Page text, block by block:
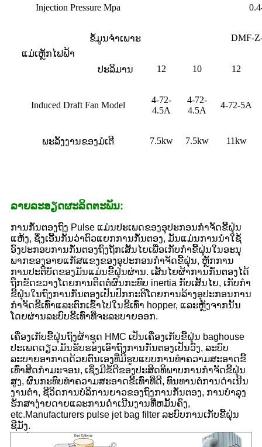
Injection Pressure Mpa
ແມ່ເຫຼັກໄຟຟ້າ
ຂໍ້ມູນຈໍາເພາະ DMF-
ປະລິມານ 12 10 12
Induced Draft Fan Model
4-72-
4.5A
4-72-
4.5A
4-72-5A
ພະລັງງານຂອງມໍເຕີ 7.5kw 7.5kw 11kw
ລາຍ​ລະ​ອຽດ​ຜະ​ລິດ​ຕະ​ພັນ​:
ການກັ່ນຕອງຖົງ Pulse ແມ່ນປະເພດຂອງອຸປະກອນກໍາຈັດຂີ້ຝຸ່ນ
ແຫ້ງ, ຊຶ່ງເອີ້ນກັນວ່າຕົວແຍກການກັ່ນຕອງ, ມັນແມ່ນການນໍາໃຊ້
ອົງປະກອບການກັ່ນຕອງຖົງຖັກເສັ້ນໄຍເພື່ອເກັບກໍາຂີ້ຝຸ່ນໃນອະນຸ
ພາກຂອງອາຍແກັສແຂງຂອງອຸປະກອນກໍາຈັດຂີ້ຝຸ່ນ, ຫຼັກການ
ການປະຕິບັດຂອງມັນແມ່ນຂີ້ຝຸ່ນຜ່ານ. ເສັ້ນໄຍຜ້າການກັ່ນຕອງໄດ້
ຖືກຂັດຂວາງໂດຍການຕິດຕໍ່ຜົນກະທົບ inertia ກັບເສັ້ນໄຍ, ເກັບກໍາ
ຂີ້ຝຸ່ນໃນຖົງການກັ່ນຕອງເປັນປົກກະຕິໂດຍການລ້າງອຸປະກອນການ
ກໍາຈັດຂີ້ເທົ່າແລະຕົກເຂົ້າໄປໃນຂີ້ເທົ່າ hopper, ແລະຫຼັງຈາກນັ້ນ
ໂດຍຜ່ານລະບົບຂີ້ເທົ່າທີ່ຈະລະບາຍອອກ.
ເຄື່ອງເກັບຂີ້ຝຸ່ນຖົງຜ້າຊຸດ HMC ເປັນເຄື່ອງເກັບຂີ້ຝຸ່ນ baghouse
ປະເພດດຽວ.ມັນຮັບຮອງເອົາຖົງການກັ່ນຕອງເປັນວົງ, ລະບົບ
ລະບາຍອາກາດດ້ວຍຕົນເອງທີ່ມີຮູບແບບການທໍາຄວາມສະອາດຂີ້
ເທົ່າສີດກໍາມະຈອນ, ເຊິ່ງມີຂໍ້ດີຂອງປະສິດທິພາບການກໍາຈັດຂີ້ຝຸ່ນ
ສູງ, ຜົນກະທົບທໍາຄວາມສະອາດຂີ້ເທົ່າທີ່ດີ, ທົນທານຕໍ່ການດໍາເນີນ
ງານຕ່ໍາ, ຊີວິດການບໍລິການຍາວຂອງຖົງການກັ່ນຕອງ, ການບໍາລຸງ
ຮັກສາງ່າຍດາຍແລະການດໍາເນີນງານທີ່ຫມັ້ນຄົງ,
etc.Manufacturers pulse jet bag filter ລະບົບການເກັບຂີ້ຝຸ່ນ
ຊີມັງ.